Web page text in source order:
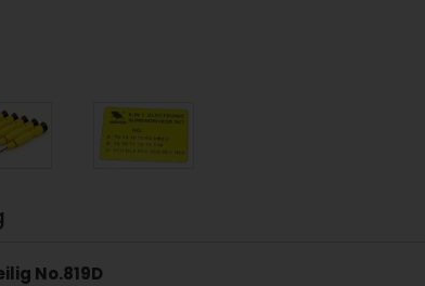
No.819D